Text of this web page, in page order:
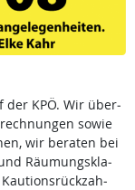
der KPÖ. Wir über­
so­wie
wir be­ra­ten bei
Räu­mungs­kla­